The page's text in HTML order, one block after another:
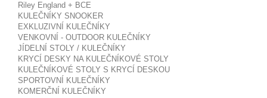
Riley England + BCE
KULEČNÍKY SNOOKER
EXKLUZIVNÍ KULEČNÍKY
VENKOVNÍ - OUTDOOR KULEČNÍKY
JÍDELNÍ STOLY / KULEČNÍKY
KRYCÍ DESKY NA KULEČNÍKOVÉ STOLY
KULEČNÍKOVÉ STOLY S KRYCÍ DESKOU
SPORTOVNÍ KULEČNÍKY
KOMERČNÍ KULEČNÍKY